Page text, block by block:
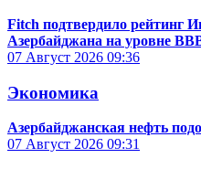
Fitch подтвердило рейтинг
Азербайджана на уровне
07 Август 2026 09:36
Экономика
Азербайджанская нефть
07 Август 2026 09:31